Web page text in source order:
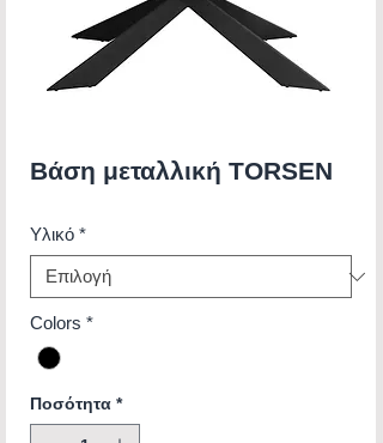
Βάση μεταλλική TORSEN
Υλικό *
Colors *
Ποσότητα *